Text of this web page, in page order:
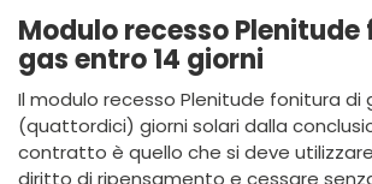
Modulo recesso
gas entro 14 giorni
Il modulo recesso Plenitude fonitura di
(quattordici) giorni solari dalla
contratto è quello che si deve
diritto di ripensamento e cessare